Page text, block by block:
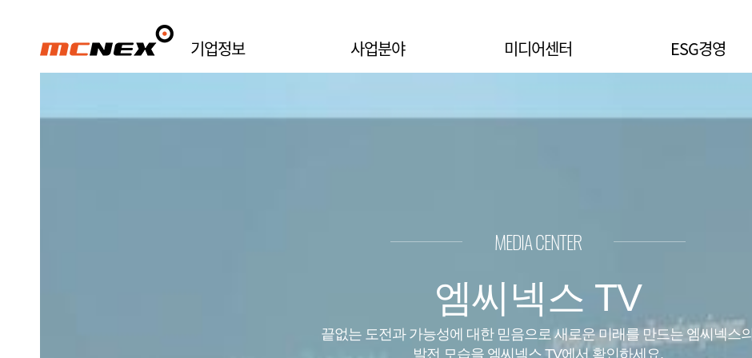
기업정보 사업분야 미디어센터 ESG경영
MEDIA CENTER
엠씨넥스 TV
끝없는 도전과 가능성에 대한 믿음으로 새로운 미래를 만드는 엠씨넥스의
발전 모습을 엠씨넥스 TV에서 확인하세요.